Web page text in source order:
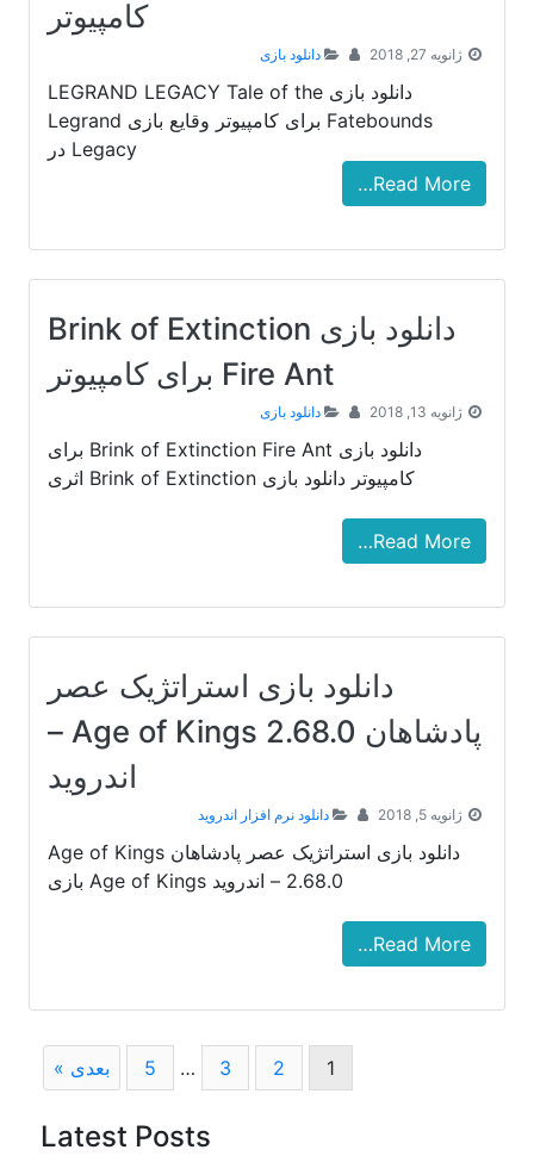
کامپیوتر
ژانویه 27, 2018 دانلود بازی
دانلود بازی LEGRAND LEGACY Tale of the
Fatebounds برای کامپیوتر وقایع بازی Legrand
Legacy در
Read More…
دانلود بازی Brink of Extinction
Fire Ant برای کامپیوتر
ژانویه 13, 2018 دانلود بازی
دانلود بازی Brink of Extinction Fire Ant برای
کامپیوتر دانلود بازی Brink of Extinction اثری
Read More…
دانلود بازی استراتژیک عصر
پادشاهان Age of Kings 2.68.0 –
اندروید
ژانویه 5, 2018 دانلود نرم افزار اندروید
دانلود بازی استراتژیک عصر پادشاهان Age of Kings
2.68.0 – اندروید Age of Kings بازی
Read More…
Page
1
Page
2
Page
3
…
Page
5 بعدی »
Latest Posts